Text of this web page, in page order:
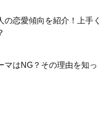
の恋愛傾向を紹介！上手く
マはNG？その理由を知っ